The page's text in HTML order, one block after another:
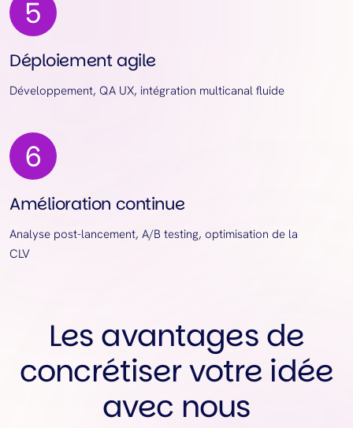
Déploiement agile
Développement, QA UX, intégration multicanal fluide
Amélioration continue
Analyse post-lancement, A/B testing, optimisation de la
CLV
Les avantages de
concrétiser votre idée
avec nous